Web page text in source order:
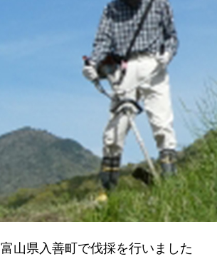
富山県入善町で伐採を行いました